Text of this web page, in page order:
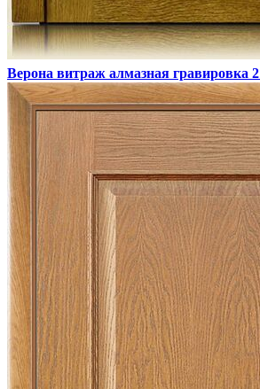
Верона витраж алмазная гравировка 2